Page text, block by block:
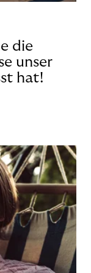
die
unser
hat!